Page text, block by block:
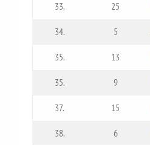
33. 25
34. 5
35. 13
35. 9
37. 15
38. 6